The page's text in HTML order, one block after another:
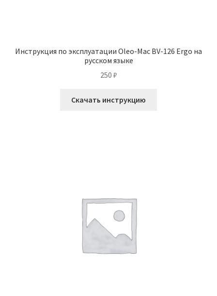
Инструкция по эксплуатации Oleo-Mac BV-126 Ergo на
русском языке
250 ₽
Скачать инструкцию